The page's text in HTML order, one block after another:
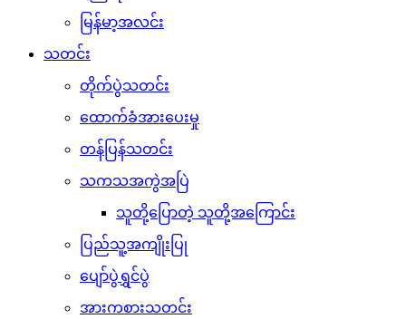
မြန်မာ့အလင်း
သတင်း
တိုက်ပွဲသတင်း
ထောက်ခံအားပေးမှု
တန်ပြန်သတင်း
သကသအကွဲအပြဲ
သူတို့ပြောတဲ့ သူတို့အကြောင်း
ပြည်သူ့အကျိုးပြု
ပျော်ပွဲရွှင်ပွဲ
အားကစားသတင်း